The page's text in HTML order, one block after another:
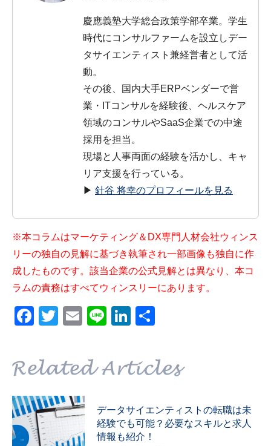
慶應義塾大学総合政策学部卒業。学生
時代にコンサルファームを設立しデー
タサイエンティスト兼経営者として活
動。
その後、国内大手ERPベンダーで営
業・ITコンサルを経験後、ヘルスケア
領域のコンサルやSaaS企業での中途
採用を担当。
現場と人事両面の経験を活かし、キャ
リア支援を行っている。
▶ 針谷 将幸のプロフィールを見る
※本コラムはマーケティング＆DX専門人材会社ウィンス
リーの独自の見解に基づき執筆され一部画像も独自に作
成したものです。該当企業の公式見解とは異なり、本コ
ラムの責務はすべてウィンスリーにあります。
Facebook
Twitter
EmailLineLinkedIn
データサイエンティストの転職は未
経験でも可能？必要なスキルと求人
情報も紹介！